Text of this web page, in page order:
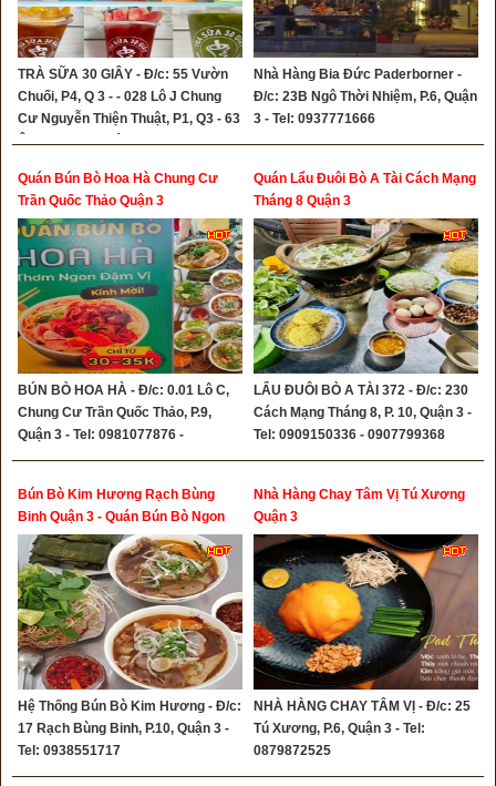
TRÀ SỮA 30 GIÂY - Đ/c: 55 Vườn
Chuối, P4, Q 3 - - 028 Lô J Chung
Cư Nguyễn Thiện Thuật, P1, Q3 - 63
Âu Cơ, P.14, Quận 11 - Tel:
Nhà Hàng Bia Đức Paderborner -
Đ/c: 23B Ngô Thời Nhiệm, P.6, Quận
3 - Tel: 0937771666
Quán Bún Bò Hoa Hà Chung Cư
Trần Quốc Thảo Quận 3
BÚN BÒ HOA HÀ - Đ/c: 0.01 Lô C,
Chung Cư Trần Quốc Thảo, P.9,
Quận 3 - Tel: 0981077876 -
0906833751
Quán Lẩu Đuôi Bò A Tài Cách Mạng
Tháng 8 Quận 3
LẨU ĐUÔI BÒ A TÀI 372 - Đ/c: 230
Cách Mạng Tháng 8, P. 10, Quận 3 -
Tel: 0909150336 - 0907799368
Bún Bò Kim Hương Rạch Bùng
Binh Quận 3 - Quán Bún Bò Ngon
Quận 3
Hệ Thống Bún Bò Kim Hương - Đ/c:
17 Rạch Bùng Binh, P.10, Quận 3 -
Tel: 0938551717
Nhà Hàng Chay Tâm Vị Tú Xương
Quận 3
NHÀ HÀNG CHAY TÂM VỊ - Đ/c: 25
Tú Xương, P.6, Quận 3 - Tel:
0879872525